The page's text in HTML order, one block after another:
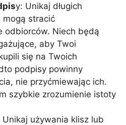
y: Unikaj długich
mogą stracić
odbiorców. Niech będą
aby Twoi
się na Twoich
podpisy powinny
nie przyćmiewając ich.
szybkie zrozumienie istoty
Unikaj używania klisz lub